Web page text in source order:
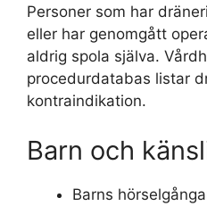
Personer som har
eller har genomgått
aldrig spola själva.
procedurdatabas listar
kontraindikation.
Barn och
Barns